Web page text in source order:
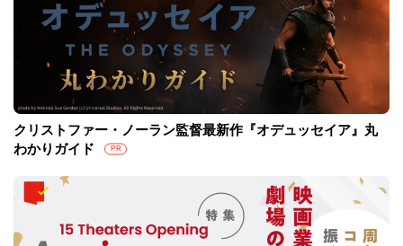
クリストファー・ノーラン監督最新作『オデュッセイア』丸
わかりガイド
PR